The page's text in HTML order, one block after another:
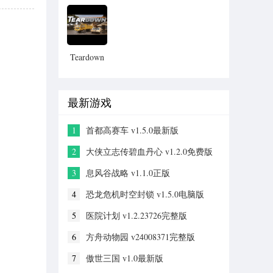
中文版
Teardown
最新游戏
1
首都高赛车 v1.5.0最新版
2
大侠立志传碧血丹心 v1.2.0免费版
3
息风谷战略 v1.1.0正版
4
恐龙危机时空封锁 v1.5.0电脑版
5
医院计划 v1.2.23726完整版
6
方舟动物园 v24008371完整版
7
傲世三国 v1.0最新版